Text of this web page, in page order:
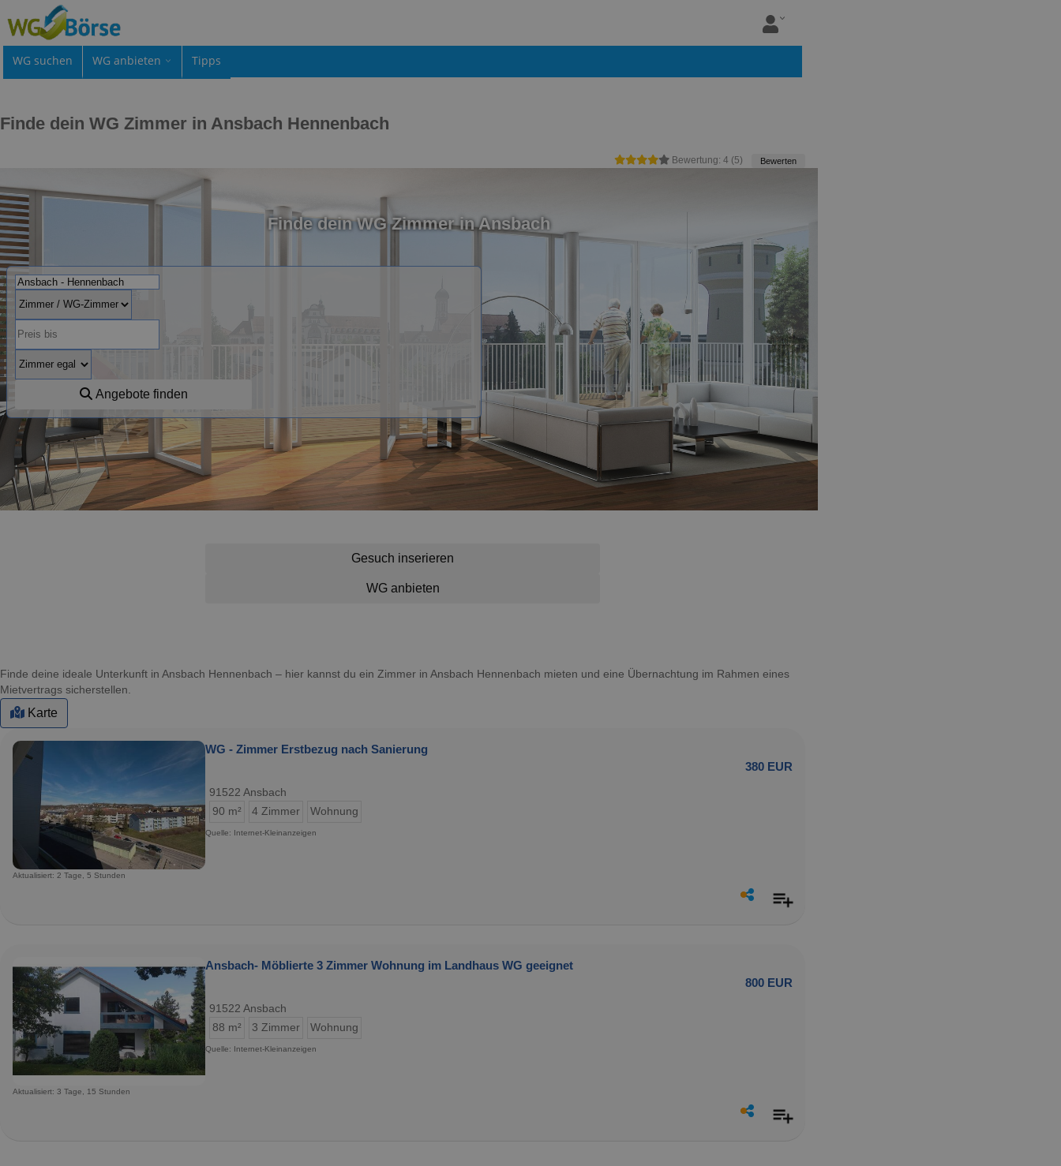
WG suchen WG anbieten Tipps
Finde dein WG Zimmer in Ansbach Hennenbach
Bewertung: 4 (5) Bewerten
Finde dein WG Zimmer in Ansbach
Angebote finden
Gesuch inserieren
WG anbieten
Finde deine ideale Unterkunft in Ansbach Hennenbach – hier kannst du ein Zimmer in Ansbach Hennenbach mieten und eine Übernachtung im Rahmen eines
Mietvertrags sicherstellen.
Karte
WG - Zimmer Erstbezug nach Sanierung
380 EUR
91522 Ansbach
90 m²
4 Zimmer Wohnung
Quelle: Internet-Kleinanzeigen
Aktualisiert: 2 Tage, 5 Stunden
Ansbach- Möblierte 3 Zimmer Wohnung im Landhaus WG geeignet
800 EUR
91522 Ansbach
88 m²
3 Zimmer Wohnung
Quelle: Internet-Kleinanzeigen
Aktualisiert: 3 Tage, 15 Stunden